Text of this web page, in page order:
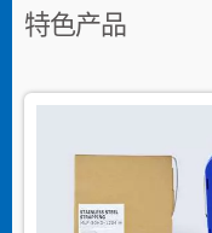
特色产品